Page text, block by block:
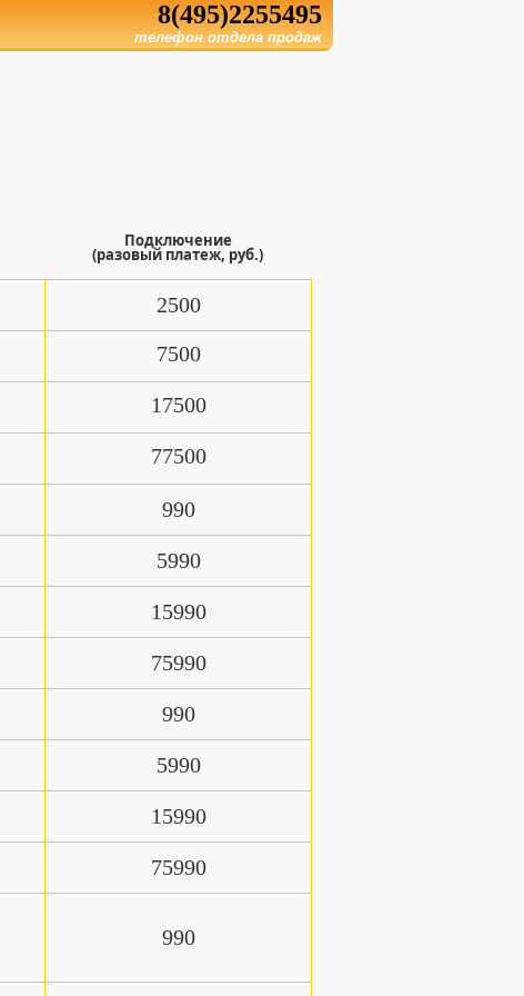
8(495)2255495
телефон отдела продаж
Подключение
(разовый платеж, руб.)
2500
7500
17500
77500
990
5990
15990
75990
990
5990
15990
75990
990